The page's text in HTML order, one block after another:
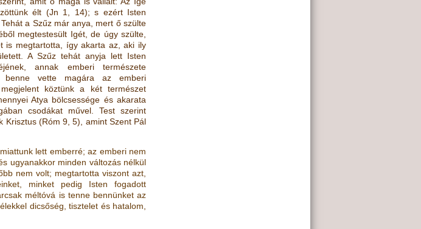
élt (Jn 1, 14); s ezért Isten
a Szűz már anya, mert ő szülte
megtestesült Igét, de úgy szülte,
is megtartotta, így akarta az, aki ily
A Szűz tehát anyja lett Isten
annak emberi természete
vette magára az emberi
köztünk a két természet
Atya bölcsessége és akarata
csodákat művel. Test szerint
Krisztus (Róm 9, 5) , amint Szent Pál
lett emberré; az emberi nem
ugyanakkor minden változás nélkül
nem volt; megtartotta viszont azt,
minket pedig Isten fogadott
méltóvá is tenne bennünket az
dicsőség, tisztelet és hatalom,